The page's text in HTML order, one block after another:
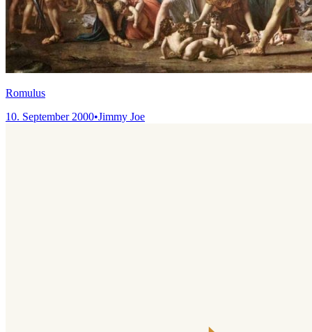
Romulus
10. September 2000•Jimmy Joe